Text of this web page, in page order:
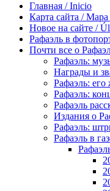
Главная / Inicio
Карта сайта /
Новое на сайте /
Рафаэль в
Почти все о
Рафаэль:
Награды и
Рафаэль: его
Рафаэль:
Рафаэль
Издания о
Рафаэль:
Рафаэль в